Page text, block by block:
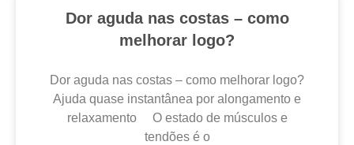
Dor aguda nas costas – como
melhorar logo?
Dor aguda nas costas – como melhorar logo?
Ajuda quase instantânea por alongamento e
relaxamento O estado de músculos e
tendões é o